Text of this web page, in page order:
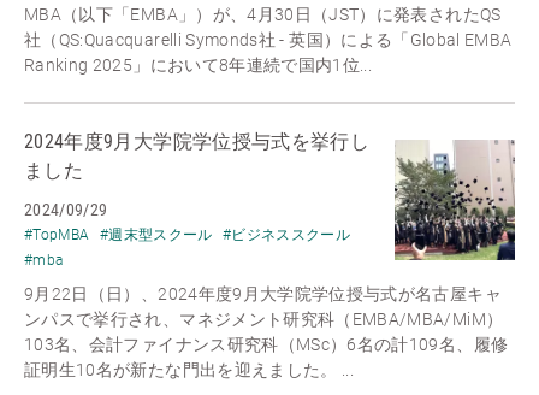
MBA（以下「EMBA」）が、4月30日（JST）に発表されたQS
社（QS:Quacquarelli Symonds社 - 英国）による「Global EMBA
Ranking 2025」において8年連続で国内1位...
2024年度9月大学院学位授与式を挙行し
ました
2024/09/29
#TopMBA #週末型スクール
#ビジネススクール
#mba
9月22日（日）、2024年度9月大学院学位授与式が名古屋キャ
ンパスで挙行され、マネジメント研究科（EMBA/MBA/MiM）
103名、会計ファイナンス研究科（MSc）6名の計109名、履修
証明生10名が新たな門出を迎えました。 ...